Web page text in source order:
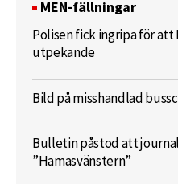
MEN-fällningar
Polisen fick ingripa för
utpekande
Bild på misshandlad
Bulletin påstod att
”Hamasvänstern”